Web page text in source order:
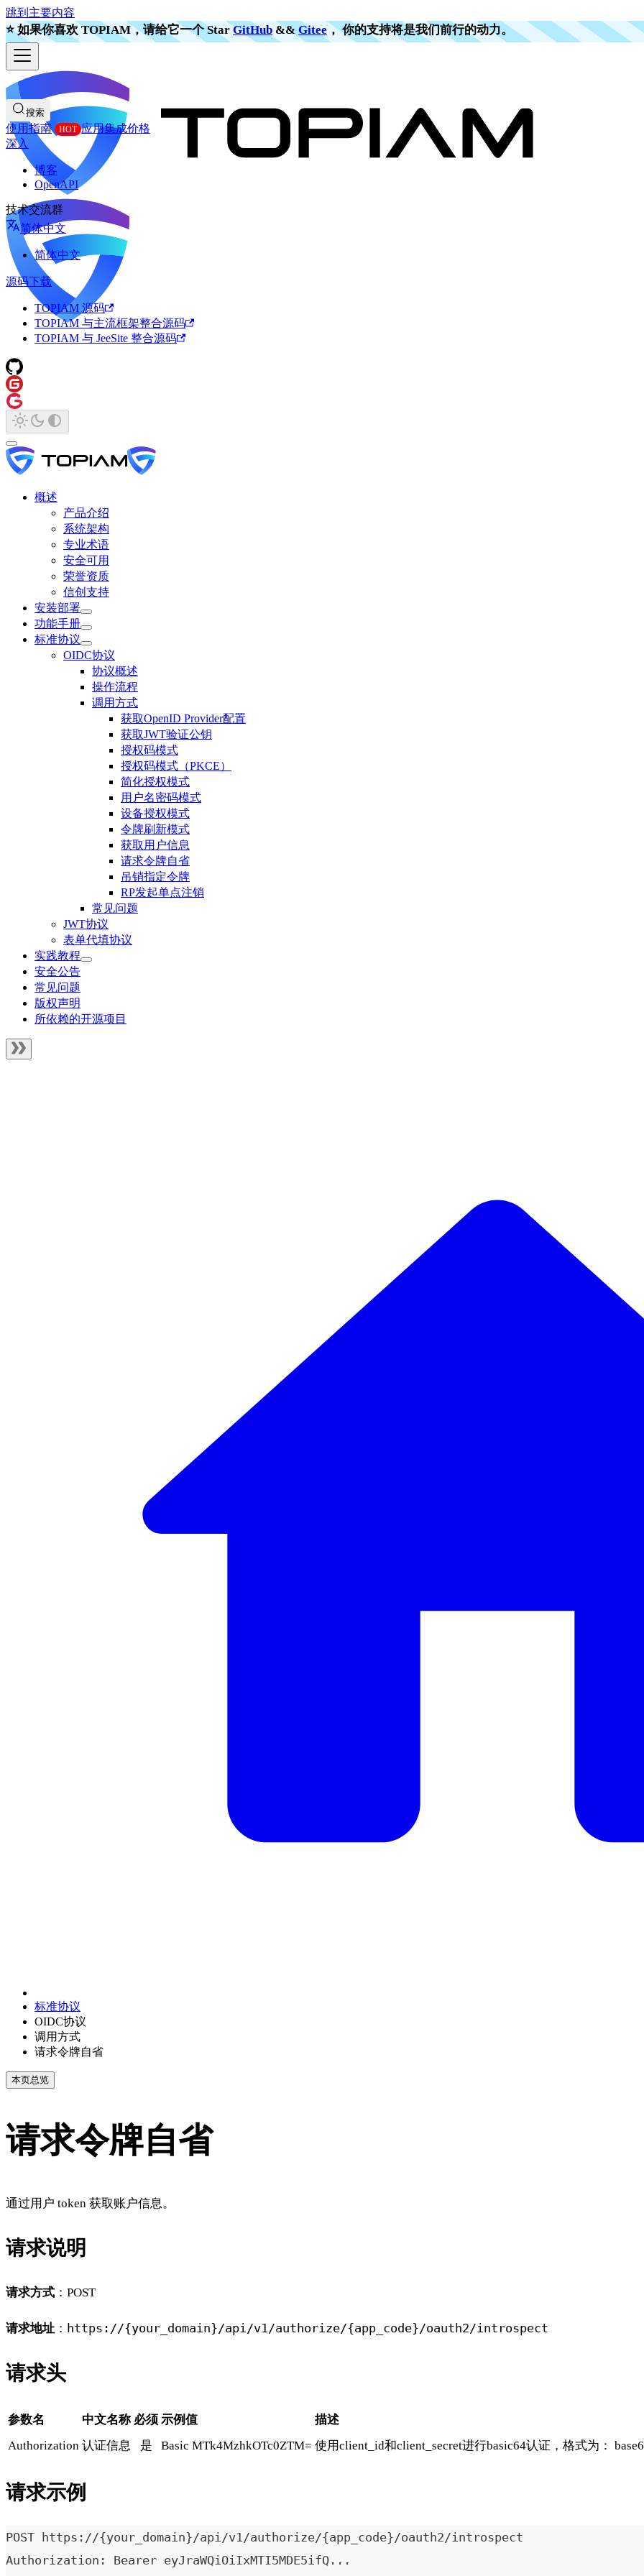
跳到主要内容
⭐️ 如果你喜欢 TOPIAM，请给它一个 StarGitHub && Gitee ， 你的支持将是我们前行的动力。
搜索
使用指南 应用集成价格
深入
博客
OpenAPI
技术交流群
简体中文
简体中文
源码下载
TOPIAM 源码
TOPIAM 与主流框架整合源码
TOPIAM 与 JeeSite 整合源码
概述
产品介绍
系统架构
专业术语
安全可用
荣誉资质
信创支持
安装部署
功能手册
标准协议
OIDC协议
协议概述
操作流程
调用方式
获取OpenID Provider配置
获取JWT验证公钥
授权码模式
授权码模式（PKCE）
简化授权模式
用户名密码模式
设备授权模式
令牌刷新模式
获取用户信息
请求令牌自省
吊销指定令牌
RP发起单点注销
常见问题
JWT协议
表单代填协议
实践教程
安全公告
常见问题
版权声明
所依赖的开源项目
标准协议
OIDC协议
调用方式
请求令牌自省
本页总览
请求令牌自省
通过用户 token 获取账户信息。
请求说明
请求方式 ：POST
请求地址 ： https://{your_domain}/api/v1/authorize/{app_code}/oauth2/introspect
请求头
参数名 中文名称 必须 示例值
描述
Authorization 认证信息 是 Basic MTk4MzhkOTc0ZTM= 使用client_id和client_secret进行basic64认证，格式为：
请求示例
POST https://{your_domain}/api/v1/authorize/{app_code}/oauth2/introspect
Authorization: Bearer eyJraWQiOiIxMTI5MDE5ifQ...